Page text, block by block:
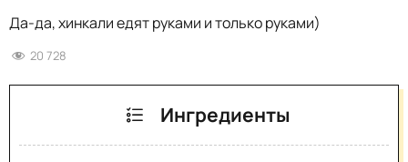
Да-да, хинкали едят руками и только руками)
20 728
Ингредиенты